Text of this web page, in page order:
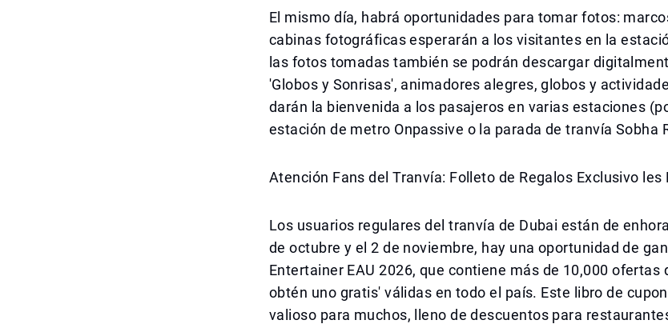
El mismo día, habrá oportunidades para tomar fotos:
cabinas fotográficas esperarán a los visitantes en la
las fotos tomadas también se podrán descargar
'Globos y Sonrisas', animadores alegres, globos y
darán la bienvenida a los pasajeros en varias estaciones
estación de metro Onpassive o la parada de tranvía Sobha
Atención Fans del Tranvía: Folleto de Regalos Exclusivo les
Los usuarios regulares del tranvía de Dubai están de
de octubre y el 2 de noviembre, hay una oportunidad de
Entertainer EAU 2026, que contiene más de 10,000 ofertas
obtén uno gratis' válidas en todo el país. Este libro de
valioso para muchos, lleno de descuentos para